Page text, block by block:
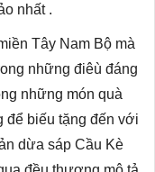
nhất .
Tây Nam Bộ mà
những điêù đáng
những món quà
để biếu tặng đến với
dừa sáp Cầu Kè